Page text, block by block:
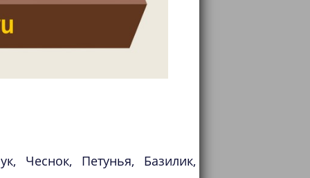
Чеснок, Петунья, Базилик,